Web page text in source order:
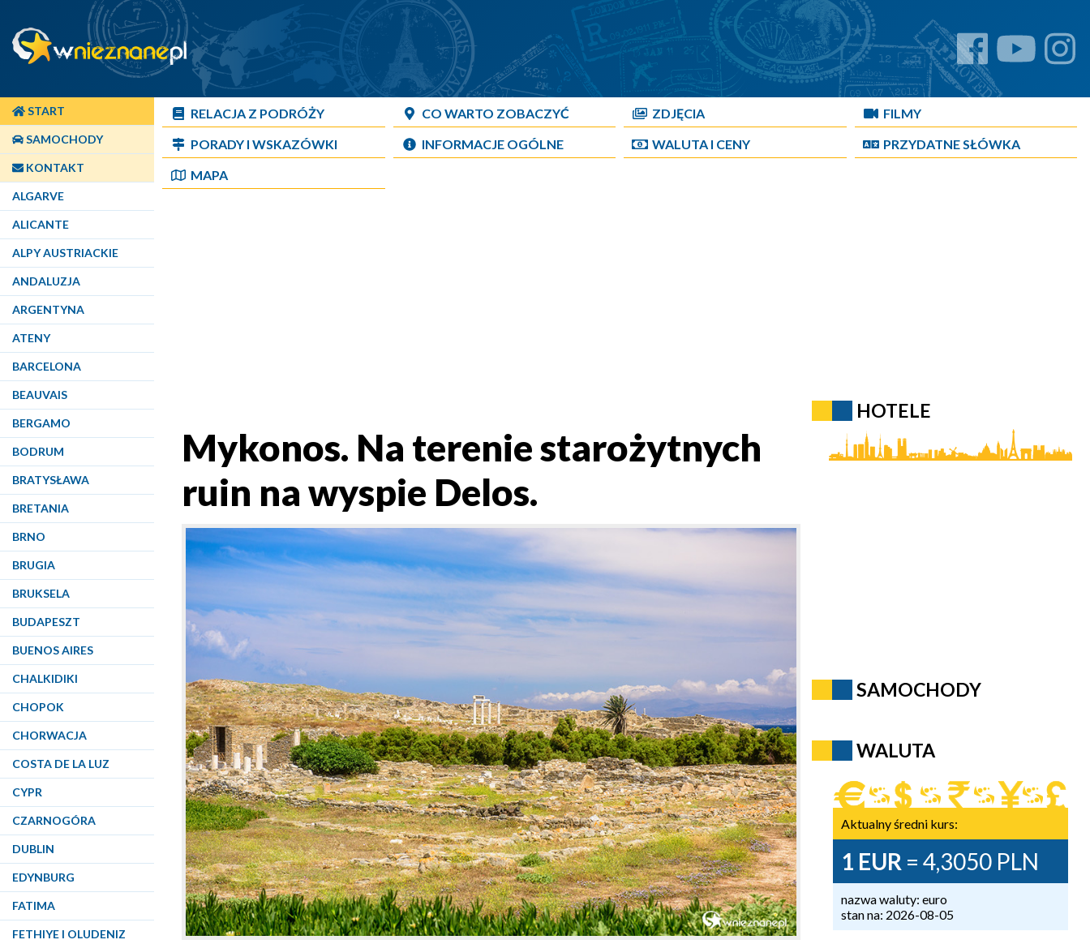
START
SAMOCHODY
KONTAKT
ALGARVE
ALICANTE
ALPY AUSTRIACKIE
ANDALUZJA
ARGENTYNA
ATENY
BARCELONA
BEAUVAIS
BERGAMO
BODRUM
BRATYSŁAWA
BRETANIA
BRNO
BRUGIA
BRUKSELA
BUDAPESZT
BUENOS AIRES
CHALKIDIKI
CHOPOK
CHORWACJA
COSTA DE LA LUZ
CYPR
CZARNOGÓRA
DUBLIN
EDYNBURG
FATIMA
FETHIYE I OLUDENIZ
RELACJA Z PODRÓŻY CO WARTO ZOBACZYĆ ZDJĘCIA
FILMY
PORADY I WSKAZÓWKI
INFORMACJE OGÓLNE WALUTA I CENY
PRZYDATNE SŁÓWKA
MAPA
Mykonos. Na terenie starożytnych
ruin na wyspie Delos.
HOTELE
SAMOCHODY
WALUTA
Aktualny średni kurs:
1 EUR = 4,3050 PLN
nazwa waluty: euro
stan na: 2026-08-05